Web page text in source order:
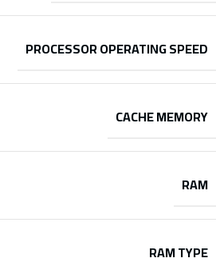
PROCESSOR OPERATING SPEED
CACHE MEMORY
RAM
RAM TYPE